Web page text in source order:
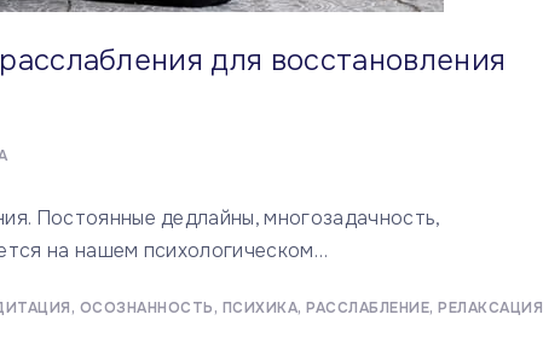
для восстановления
Постоянные дедлайны, многозадачность,
на нашем психологическом…
ОСОЗНАННОСТЬ ПСИХИКА РАССЛАБЛЕНИЕ РЕЛАКСАЦИЯ